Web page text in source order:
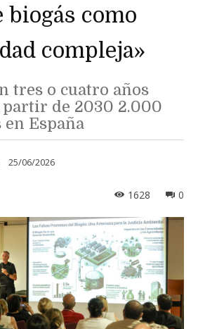
biogás como
compleja»
tres o cuatro años
partir de 2030 2.000
España
25/06/2026
0
1628